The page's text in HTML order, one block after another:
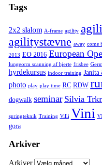
Tags
2x2 slalom A-frame agility
agilitystævne away come
2013 EO 2016 European
lungeorm scanning af hjerte frisbee
hyrdekursus indoor training Janita
photo play play time RC RDW
dogwalk seminar Silvia
springteknik Training Villi Vini
gora
Arkiver
Arkiver